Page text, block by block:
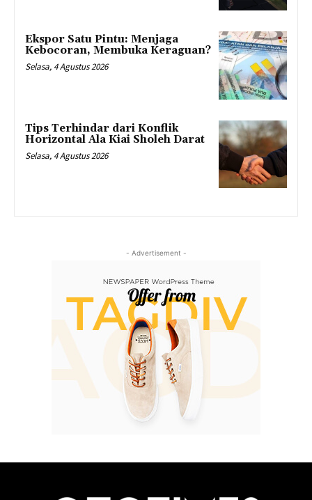
Ekspor Satu Pintu: Menjaga
Kebocoran, Membuka Keraguan?
Selasa, 4 Agustus 2026
Tips Terhindar dari Konflik
Horizontal Ala Kiai Sholeh Darat
Selasa, 4 Agustus 2026
- Advertisement -